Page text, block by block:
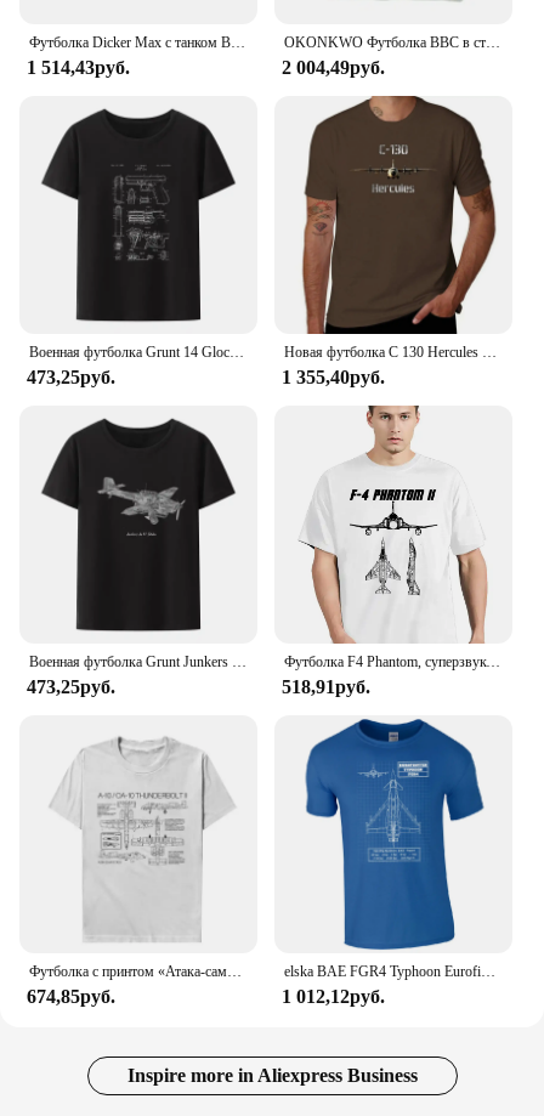
Футболка Dicker Max с танком Второй мировой войны, военная футболка немецкой армии Panzer, мужские повседневные футболки из 100% хлопка, Свободный Топ
1 514,43руб.
OKONKWO Футболка ВВС в стиле милитари с круглым вырезом Американская винтажная футболка с короткими рукавами с круглым вырезом Другой материал
2 004,49руб.
Военная футболка Grunt 14 Glock 17 1985, патентованная модальная футболка с юмором, новинка, мужская одежда, летняя дышащая футболка с короткими рукавами
473,25руб.
Новая футболка C 130 Hercules с военным транспортным самолетом и оружием, короткие черные футболки, мужские футболки с рисунком в стиле хип-хоп, лето
1 355,40руб.
473,25руб.
Футболка F4 Phantom, суперзвуковая Военная Футболка США, новая модная футболка унисекс, Забавные топы, футболки, летняя хлопковая Футболка с круглым вырезом
518,91руб.
674,85руб.
elska BAE FGR4 Typhoon Eurofighter, мужская футболка, военные рубашки для самолетов RAF Blueprint, короткие повседневные рубашки из 100% хлопка
1 012,12руб.
Inspire more in Aliexpress Business